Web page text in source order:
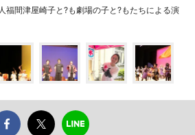
福間津屋崎子と?も劇場の子と?もたちによる演